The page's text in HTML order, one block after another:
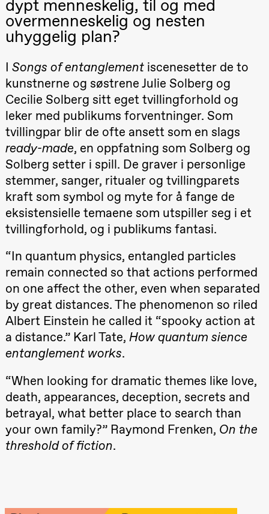
Roll og
Mohamed
Mohamed
Male
Fantasies
(Black Box
teater)
21.00
Boglárka
Börcsök &
Bolm
SUBJOYRIDE
Store scene
(Black Box
teater)
Lørdag 29. august
19.00
Pia Maria
Roll og
Mohamed
Mohamed
Male
Lille scene
(Black Box
teater)
21.00
Boglárka
Andreas
Bolm
SUBJOYRIDE
Store scene
teater)
Lørdag 12. september
15.00
Yuri
Umemoto /​
Oslo
Sinfonietta /​
Ivar Furre
Aam
teater)
Mohamed
Male Fantasies
dypt menneskelig, til og med
overmenneskelig og nesten
uhyggelig plan?
ISongs of entanglement iscenesetter de to
kunstnerne og søstrene Julie Solberg og
Cecilie Solberg sitt eget tvillingforhold og
leker med publikums forventninger. Som
tvillingpar blir de ofte ansett som en slags
ready-made, en oppfatning som Solberg og
Solberg setter i spill. De graver i personlige
stemmer, sanger, ritualer og tvillingparets
kraft som symbol og myte for å fange de
eksistensielle temaene som utspiller seg i et
tvillingforhold, og i publikums fantasi.
“In quantum physics, entangled particles
remain connected so that actions performed
on one affect the other, even when separated
by great distances. The phenomenon so riled
Albert Einstein he called it “spooky action at
a distance.” Karl Tate,How quantum sience
entanglement works.
“When looking for dramatic themes like love,
death, appearances, deception, secrets and
betrayal, what better place to search than
your own family?” Raymond Frenken, On the
threshold of fiction.